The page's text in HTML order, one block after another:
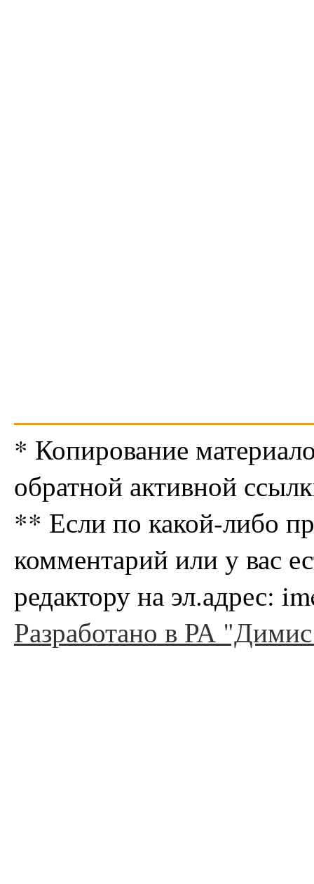
* Копирование
обратной активной
** Если по какой-либо
комментарий или у вас
редактору на эл.адрес:
Разработано в РА